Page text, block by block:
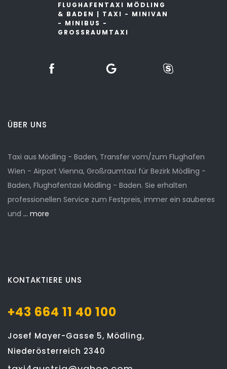
FLUGHAFENTAXI MÖDLING
& BADEN | TAXI - MINIVAN
- MINIBUS -
GROSSRAUMTAXI
ÜBER UNS
Taxi aus Mödling - Baden, Transfer vom/zum Flughafen
Wien - Airport Vienna, Großraumtaxi für Bezirk Mödling -
Baden, Flughafentaxi Mödling - Baden. Sie erhalten
professionellen Service zum Festpreis, immer ein sauberes
und ... more
KONTAKTIERE UNS
+43 664 11 40 100
Josef Mayer-Gasse 5, Mödling,
Niederösterreich 2340